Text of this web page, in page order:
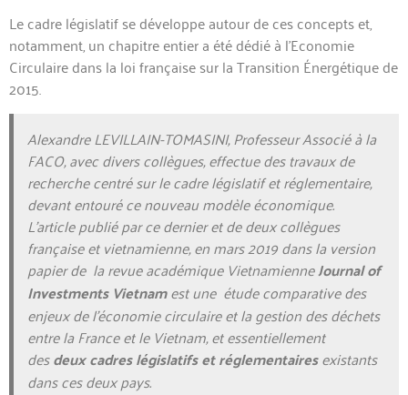
Le cadre législatif se développe autour de ces concepts et,
notamment, un chapitre entier a été dédié à l’Economie
Circulaire dans la loi française sur la Transition Énergétique de
2015.
Alexandre LEVILLAIN-TOMASINI, Professeur Associé à la
FACO, avec divers collègues, effectue des travaux de
recherche centré sur le cadre législatif et réglementaire,
devant entouré ce nouveau modèle économique.
L’article publié par ce dernier et de deux collègues
française et vietnamienne, en mars 2019 dans la version
papier de la revue académique VietnamienneJournal of
Investments Vietnamest une étude comparative des
enjeux de l’économie circulaire et la gestion des déchets
entre la France et le Vietnam, et essentiellement
desdeux cadres législatifs etréglementairesexistants
dans ces deux pays.